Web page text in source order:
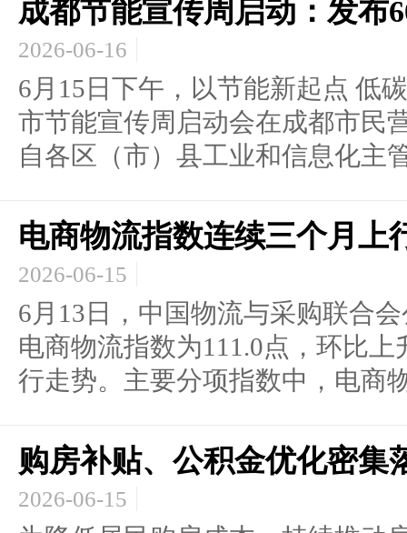
成都节能宣传周启动：发布
2026-06-16
6月15日下午，以节能新起点 低
市节能宣传周启动会在成都市民
自各区（市）县工业和信息化主
电商物流指数连续三个月上
2026-06-15
6月13日，中国物流与采购联合
电商物流指数为111.0点，环比
行走势。主要分项指数中，电商
购房补贴、公积金优化密集
2026-06-15